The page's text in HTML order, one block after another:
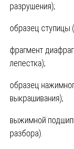
разрушения);
образец ступицы
фрагмент
лепестка);
образец
выкрашивания);
выжимной
разбора).